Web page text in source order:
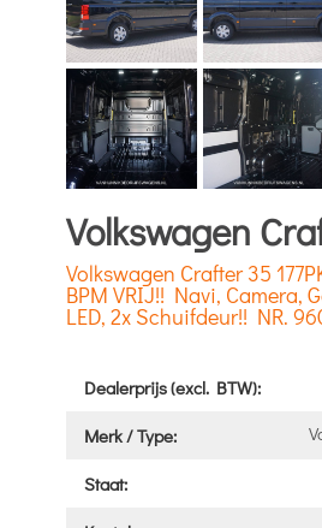
Volkswagen
Volkswagen Crafter 35
BPM VRIJ!! Navi, Camera,
LED, 2x Schuifdeur!! NR.
Dealerprijs (excl. BTW):
Merk / Type:
Staat: